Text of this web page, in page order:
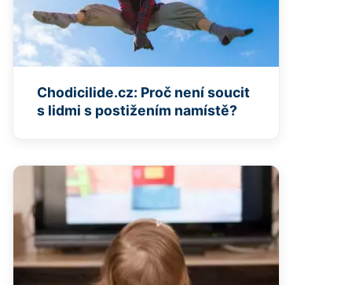
Chodicilide.cz: Proč není soucit
s lidmi s postižením namístě?